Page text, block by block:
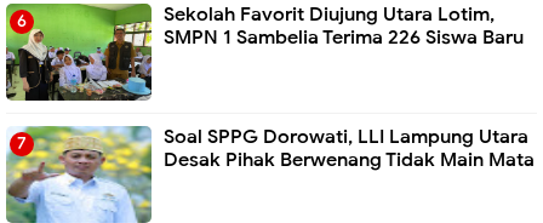
Sekolah Favorit Diujung Utara Lotim,
SMPN 1 Sambelia Terima 226 Siswa Baru ‎
Soal SPPG Dorowati, LLI Lampung Utara
Desak Pihak Berwenang Tidak Main Mata